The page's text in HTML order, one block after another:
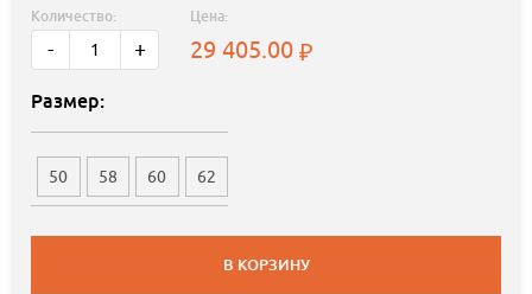
Количество:
- +
Цена:
29 405.00
Размер:
50 58 60 62
В КОРЗИНУ